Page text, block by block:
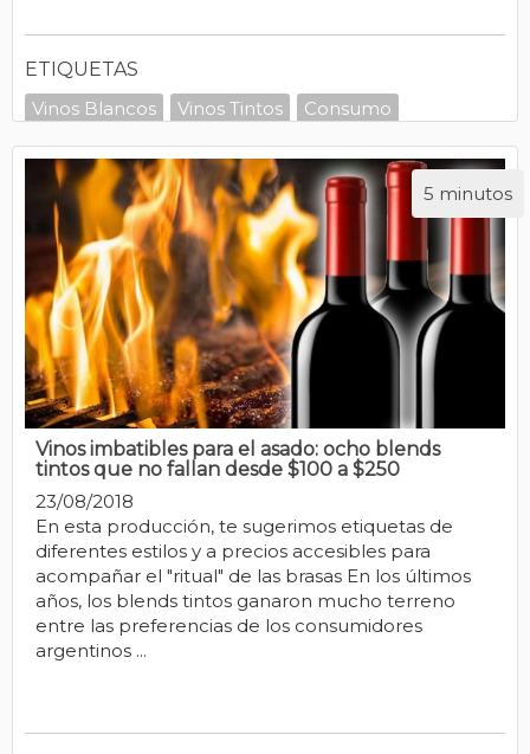
ETIQUETAS
Vinos Blancos
Vinos Tintos
Consumo
Gastronomía
5 minutos
Vinos imbatibles para el asado: ocho blends
tintos que no fallan desde $100 a $250
23/08/2018
En esta producción, te sugerimos etiquetas de
diferentes estilos y a precios accesibles para
acompañar el "ritual" de las brasas En los últimos
años, los blends tintos ganaron mucho terreno
entre las preferencias de los consumidores
argentinos ...